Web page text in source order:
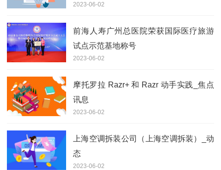
2023-06-02
前海人寿广州总医院荣获国际医疗旅游
试点示范基地称号
2023-06-02
摩托罗拉 Razr+ 和 Razr 动手实践_焦点
讯息
2023-06-02
上海空调拆装公司（上海空调拆装）_动
态
2023-06-02